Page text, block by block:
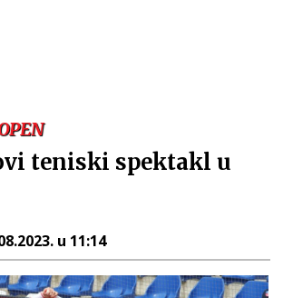
teniski spektakl u
u 11:14